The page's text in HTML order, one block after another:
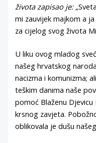
života zapisao je: „
mi zauvijek majkom a
za cijelog svog života
U liku ovog mladog
našeg hrvatskog
nacizma i komunizma;
teškim danima naše
pomoć Blaženu
krsnog zavjeta.
oblikovala je dušu